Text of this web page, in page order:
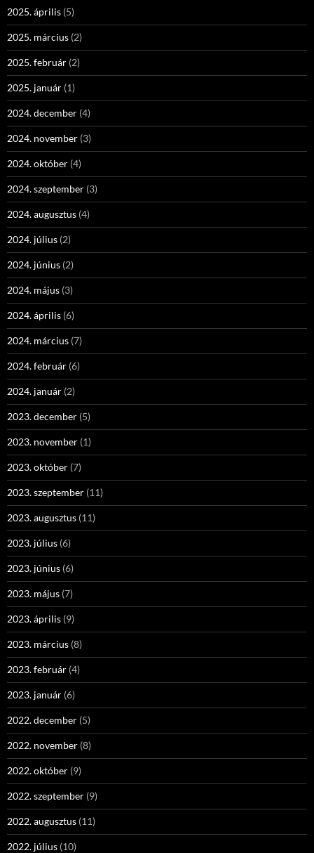
2025. április (5)
2025. március (2)
2025. február (2)
2025. január (1)
2024. december (4)
2024. november (3)
2024. október (4)
2024. szeptember (3)
2024. augusztus (4)
2024. július (2)
2024. június (2)
2024. május (3)
2024. április (6)
2024. március (7)
2024. február (6)
2024. január (2)
2023. december (5)
2023. november (1)
2023. október (7)
2023. szeptember (11)
2023. augusztus (11)
2023. július (6)
2023. június (6)
2023. május (7)
2023. április (9)
2023. március (8)
2023. február (4)
2023. január (6)
2022. december (5)
2022. november (8)
2022. október (9)
2022. szeptember (9)
2022. augusztus (11)
2022. július (10)